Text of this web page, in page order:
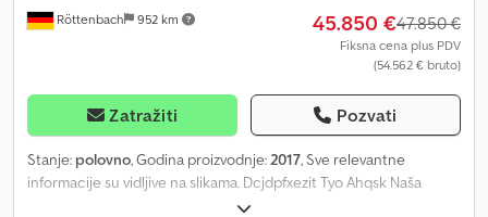
Röttenbach 952 km 45.850 €47.850 €
Fiksna cena plus PDV
(54.562 € bruto)
Zatražiti Pozvati
Stanje: polovno, Godina proizvodnje:2017, Sve relevantne
informacije su vidljive na slikama. Dcjdpfxezit Tyo Ahqsk Naša
ponuda je generalno bez tehničkog pregleda, atesta izduvnih